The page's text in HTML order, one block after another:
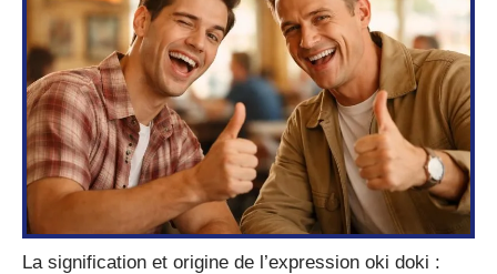
La signification et origine de l’expression oki doki :